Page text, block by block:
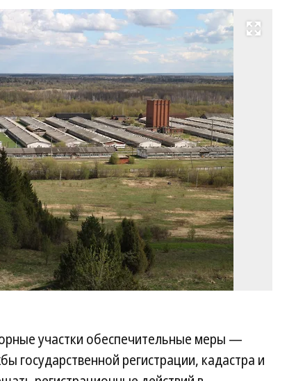
Развернуть на весь экран
участки обеспечительные меры —
государственной регистрации, кадастра и